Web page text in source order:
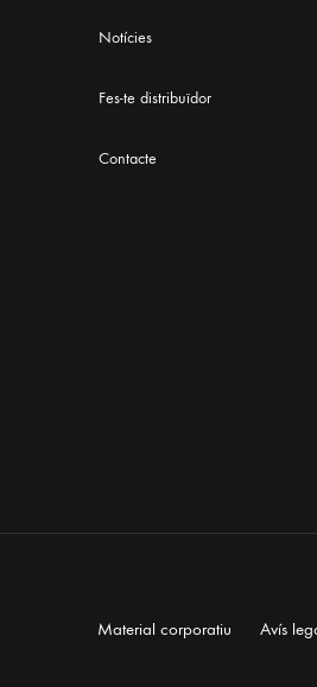
Notícies
Fes-te distribuïdor
Contacte
Material corporatiu Avís